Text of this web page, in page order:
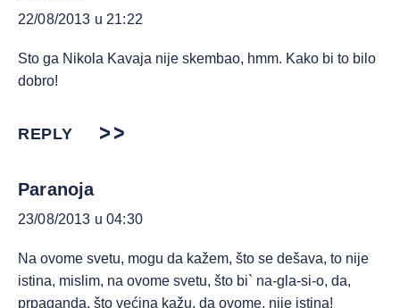
22/08/2013 u 21:22
Sto ga Nikola Kavaja nije skembao, hmm. Kako bi to bilo
dobro!
REPLY
Paranoja
23/08/2013 u 04:30
Na ovome svetu, mogu da kažem, što se dešava, to nije
istina, mislim, na ovome svetu, što bi` na-gla-si-o, da,
prpaganda, što većina kažu, da ovome, nije istina!